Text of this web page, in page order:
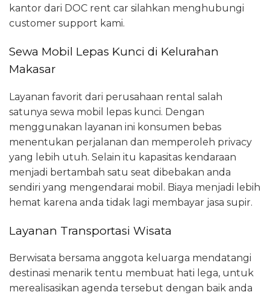
kantor dari DOC rent car silahkan menghubungi
customer support kami.
Sewa Mobil Lepas Kunci di Kelurahan
Makasar
Layanan favorit dari perusahaan rental salah
satunya sewa mobil lepas kunci. Dengan
menggunakan layanan ini konsumen bebas
menentukan perjalanan dan memperoleh privacy
yang lebih utuh. Selain itu kapasitas kendaraan
menjadi bertambah satu seat dibebakan anda
sendiri yang mengendarai mobil. Biaya menjadi lebih
hemat karena anda tidak lagi membayar jasa supir.
Layanan Transportasi Wisata
Berwisata bersama anggota keluarga mendatangi
destinasi menarik tentu membuat hati lega, untuk
merealisasikan agenda tersebut dengan baik anda